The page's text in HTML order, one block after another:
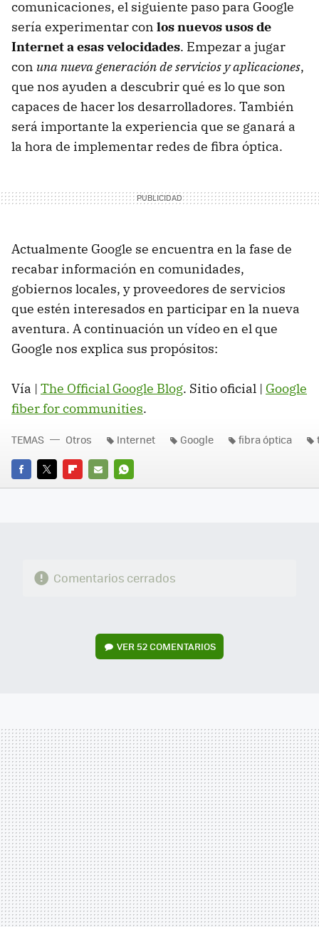
comunicaciones, el siguiente paso para Google
sería experimentar con los nuevos usos de
Internet a esas velocidades. Empezar a jugar
con una nueva generación de servicios y aplicaciones,
que nos ayuden a descubrir qué es lo que son
capaces de hacer los desarrolladores. También
será importante la experiencia que se ganará a
la hora de implementar redes de fibra óptica.
Actualmente Google se encuentra en la fase de
recabar información en comunidades,
gobiernos locales, y proveedores de servicios
que estén interesados en participar en la nueva
aventura. A continuación un vídeo en el que
Google nos explica sus propósitos:
Vía | The Official Google Blog. Sitio oficial | Google
fiber for communities.
FACEBOOK
TWITTERFLIPBOARD
E-
WHATSAPP
TEMAS Otros Internet Google fibra óptica
Comentarios cerrados
VER52 COMENTARIOS